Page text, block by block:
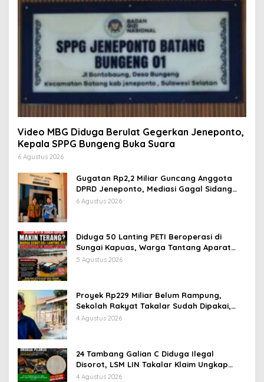
Video MBG Diduga Berulat Gegerkan Jeneponto,
Kepala SPPG Bungeng Buka Suara
6 Agustus 2026
Gugatan Rp2,2 Miliar Guncang Anggota
DPRD Jeneponto, Mediasi Gagal Sidang
Masuk Pembuktian
6 Agustus 2026
Diduga 50 Lanting PETI Beroperasi di
Sungai Kapuas, Warga Tantang Aparat
Bongkar Aktor di Balik Tambang Emas
5 Agustus 2026
Proyek Rp229 Miliar Belum Rampung,
Sekolah Rakyat Takalar Sudah Dipakai,
Dugaan Pembatasan Jurnalis Disorot
4 Agustus 2026
24 Tambang Galian C Diduga Ilegal
Disorot, LSM LIN Takalar Klaim Ungkap
Dugaan Mafia Solar Subsidi dan Kerusakan
4 Agustus 2026